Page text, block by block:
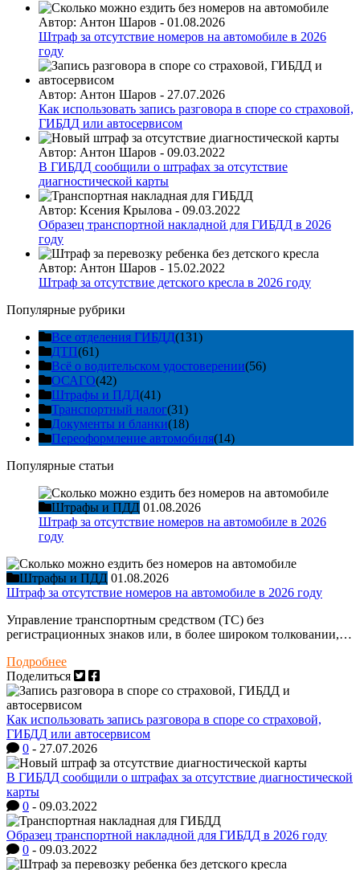
Автор: Антон Шаров - 01.08.2026
Штраф за отсутствие номеров на автомобиле в 2026
году
Автор: Антон Шаров - 27.07.2026
Как использовать запись разговора в споре со страховой,
ГИБДД или автосервисом
Автор: Антон Шаров - 09.03.2022
В ГИБДД сообщили о штрафах за отсутствие
диагностической карты
Автор: Ксения Крылова - 09.03.2022
Образец транспортной накладной для ГИБДД в 2026
году
Автор: Антон Шаров - 15.02.2022
Штраф за отсутствие детского кресла в 2026 году
Популярные рубрики
Все отделения ГИБДД(131)
ДТП(61)
Всё о водительском удостоверении(56)
ОСАГО(42)
Штрафы и ПДД(41)
Транспортный налог(31)
Документы и бланки(18)
Переоформление автомобиля(14)
Популярные статьи
Штрафы и ПДД 01.08.2026
Штраф за отсутствие номеров на автомобиле в 2026
году
Штрафы и ПДД 01.08.2026
Штраф за отсутствие номеров на автомобиле в 2026 году
Управление транспортным средством (ТС) без
регистрационных знаков или, в более широком толковании,…
Подробнее
Поделиться
Как использовать запись разговора в споре со страховой,
ГИБДД или автосервисом
0 - 27.07.2026
В ГИБДД сообщили о штрафах за отсутствие диагностической
карты
0 - 09.03.2022
Образец транспортной накладной для ГИБДД в 2026 году
0 - 09.03.2022